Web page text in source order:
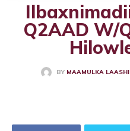
Q2AAD W/
BY MAAMULKA